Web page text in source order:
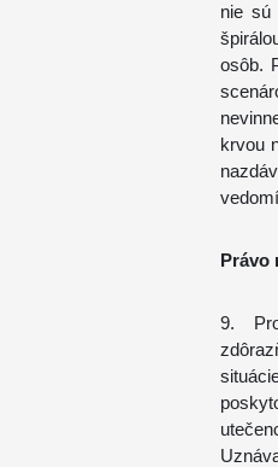
nie sú
osôb.
krvou
Právo
9.